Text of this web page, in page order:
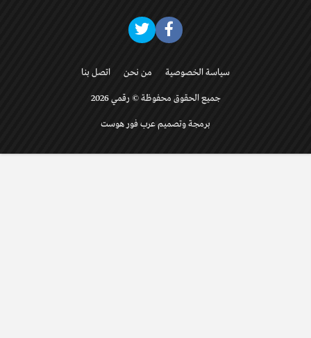
سياسة الخصوصية من نحن اتصل بنا
جميع الحقوق محفوظة © رقمي 2026
برمجة وتصميم عرب فور هوست